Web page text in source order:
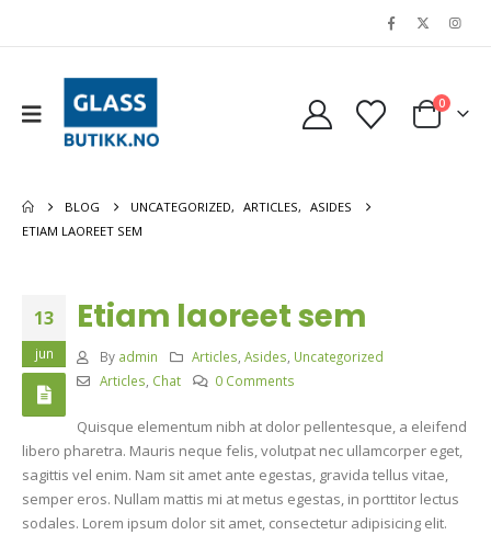
0
BLOG UNCATEGORIZED, ARTICLES,
ASIDES
ETIAM LAOREET SEM
13
jun
Etiam laoreet sem
By admin Articles ,Asides Uncategorized
Articles Chat 0 Comments
Quisque elementum nibh at dolor pellentesque, a eleifend
libero pharetra. Mauris neque felis, volutpat nec ullamcorper eget,
sagittis vel enim. Nam sit amet ante egestas, gravida tellus vitae,
semper eros. Nullam mattis mi at metus egestas, in porttitor lectus
sodales. Lorem ipsum dolor sit amet, consectetur adipisicing elit.